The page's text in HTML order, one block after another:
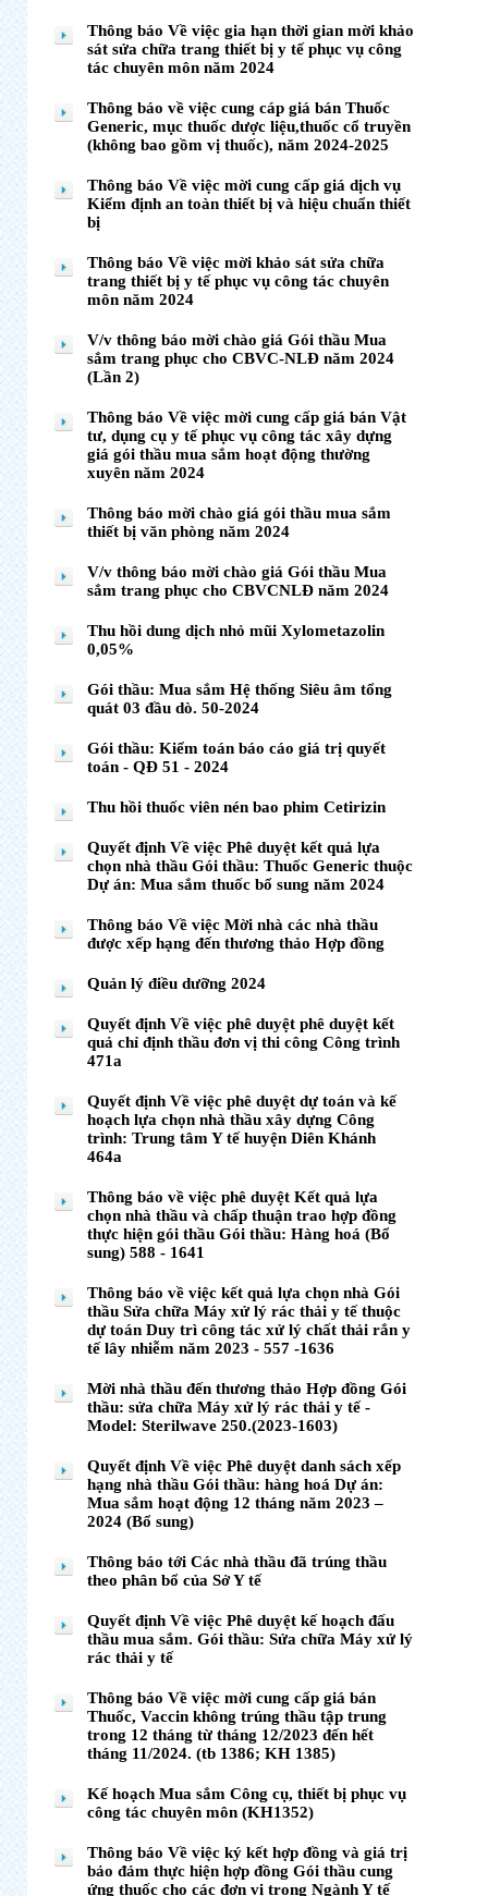
Thông báo Về việc gia hạn thời gian mời khảo
sát sửa chữa trang thiết bị y tế phục vụ công
tác chuyên môn năm 2024
Thông báo về việc cung cáp giá bán Thuốc
Generic, mục thuốc dược liệu,thuốc cổ truyền
(không bao gồm vị thuốc), năm 2024-2025
Thông báo Về việc mời cung cấp giá dịch vụ
Kiểm định an toàn thiết bị và hiệu chuẩn thiết
bị
Thông báo Về việc mời khảo sát sửa chữa
trang thiết bị y tế phục vụ công tác chuyên
môn năm 2024
V/v thông báo mời chào giá Gói thầu Mua
sắm trang phục cho CBVC-NLĐ năm 2024
(Lần 2)
Thông báo Về việc mời cung cấp giá bán Vật
tư, dụng cụ y tế phục vụ công tác xây dựng
giá gói thầu mua sắm hoạt động thường
xuyên năm 2024
Thông báo mời chào giá gói thầu mua sắm
thiết bị văn phòng năm 2024
V/v thông báo mời chào giá Gói thầu Mua
sắm trang phục cho CBVCNLĐ năm 2024
Thu hồi dung dịch nhỏ mũi Xylometazolin
0,05%
Gói thầu: Mua sắm Hệ thống Siêu âm tổng
quát 03 đầu dò. 50-2024
Gói thầu: Kiểm toán báo cáo giá trị quyết
toán - QĐ 51 - 2024
Thu hồi thuốc viên nén bao phim Cetirizin
Quyết định Về việc Phê duyệt kết quả lựa
chọn nhà thầu Gói thầu: Thuốc Generic thuộc
Dự án: Mua sắm thuốc bổ sung năm 2024
Thông báo Về việc Mời nhà các nhà thầu
được xếp hạng đến thương thảo Hợp đồng
Quản lý điều dưỡng 2024
Quyết định Về việc phê duyệt phê duyệt kết
quả chỉ định thầu đơn vị thi công Công trình
471a
Quyết định Về việc phê duyệt dự toán và kế
hoạch lựa chọn nhà thầu xây dựng Công
trình: Trung tâm Y tế huyện Diên Khánh
464a
Thông báo về việc phê duyệt Kết quả lựa
chọn nhà thầu và chấp thuận trao hợp đồng
thực hiện gói thầu Gói thầu: Hàng hoá (Bổ
sung) 588 - 1641
Thông báo về việc kết quả lựa chọn nhà Gói
thầu Sửa chữa Máy xử lý rác thải y tế thuộc
dự toán Duy trì công tác xử lý chất thải rắn y
tế lây nhiễm năm 2023 - 557 -1636
Mời nhà thầu đến thương thảo Hợp đồng Gói
thầu: sửa chữa Máy xử lý rác thải y tế -
Model: Sterilwave 250.(2023-1603)
Quyết định Về việc Phê duyệt danh sách xếp
hạng nhà thầu Gói thầu: hàng hoá Dự án:
Mua sắm hoạt động 12 tháng năm 2023 –
2024 (Bổ sung)
Thông báo tới Các nhà thầu đã trúng thầu
theo phân bổ của Sở Y tế
Quyết định Về việc Phê duyệt kế hoạch đấu
thầu mua sắm. Gói thầu: Sửa chữa Máy xử lý
rác thải y tế
Thông báo Về việc mời cung cấp giá bán
Thuốc, Vaccin không trúng thầu tập trung
trong 12 tháng từ tháng 12/2023 đến hết
tháng 11/2024. (tb 1386; KH 1385)
Kế hoạch Mua sắm Công cụ, thiết bị phục vụ
công tác chuyên môn (KH1352)
Thông báo Về việc ký kết hợp đồng và giá trị
bảo đảm thực hiện hợp đồng Gói thầu cung
ứng thuốc cho các đơn vị trong Ngành Y tế